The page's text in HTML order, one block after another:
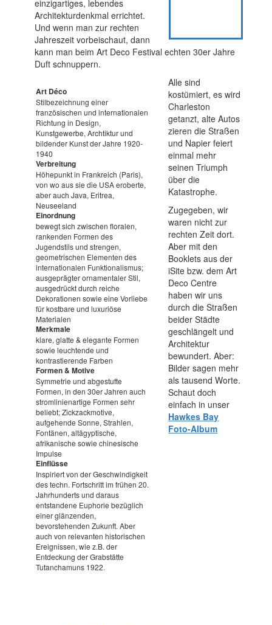
einzigartiges, lebendes
Architekturdenkmal errichtet.
Und wenn man zur rechten
Jahreszeit vorbeischaut, dann
kann man beim Art Deco Festival echten 30er Jahre
Duft schnuppern.
Art Déco
Stilbezeichnung einer
französischen und internationalen
Richtung in Design,
Kunstgewerbe, Archtiktur und
bildender Kunst der Jahre 1920-
1940
Verbreitung
Höhepunkt in Frankreich (Paris),
von wo aus sie die USA eroberte,
aber auch Java, Eritrea,
Neuseeland
Einordnung
bewegt sich zwischen floralen,
rankenden Formen des
Jugendstils und strengen,
geometrischen Elementen des
internationalen Funktionalismus;
ausgeprägter ornamentaler Stil,
ausgedrückt durch reiche
Dekorationen sowie eine Vorliebe
für kostbare und luxuriöse
Materialen
Merkmale
klare, glatte & elegante Formen
sowie leuchtende und
kontrastierende Farben
Formen & Motive
Symmetrie und abgestufte
Formen, in den 30er Jahren auch
stromlinienartige Formen sehr
beliebt; Zickzackmotive,
aufgehende Sonne, Strahlen,
Fontänen, altägyptische,
afrikanische sowie chinesische
Impulse
Einflüsse
Inspiriert von der Geschwindigkeit
des techn. Fortschritt im frühen 20.
Jahrhunderts und daraus
entstandene Euphorie bezüglich
einer glänzenden,
bevorstehenden Zukunft. Aber
auch von relevanten historischen
Ereignissen, wie z.B. der
Entdeckung der Grabstätte
Tutanchamuns 1922.
Alle sind
kostümiert, es wird
Charleston
getanzt, alte Autos
zieren die Straßen
und Napier feiert
einmal mehr
seinen Triumph
über die
Katastrophe.
Zugegeben, wir
waren nicht zur
rechten Zeit dort.
Aber mit den
Booklets aus der
iSite bzw. dem Art
Deco Centre
haben wir uns
durch die Straßen
beider Städte
geschlängelt und
Architektur
bewundert. Aber:
Bilder sagen mehr
als tausend Worte.
Schaut doch
einfach in unser
Hawkes Bay
Foto-Album